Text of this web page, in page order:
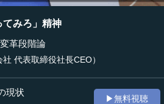
みろ」精神
革段階論
代表取締役社長CEO）
現状
▶無料視聴